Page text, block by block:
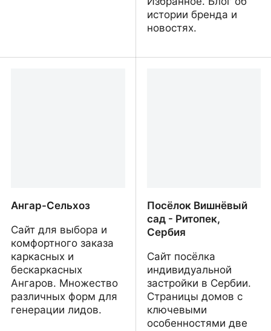
истории бренда и
новостях.
Ангар-Сельхоз
Сайт для выбора и
комфортного заказа
каркасных и
бескаркасных
Ангаров. Множество
различных форм для
генерации лидов.
Посёлок Вишнёвый
сад - Ритопек,
Сербия
Сайт посёлка
индивидуальной
застройки в Сербии.
Страницы домов с
ключевыми
особенностями две